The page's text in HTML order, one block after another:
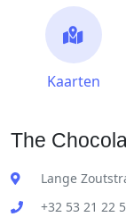
Kaarten
The
Lange
+32 53 21 22